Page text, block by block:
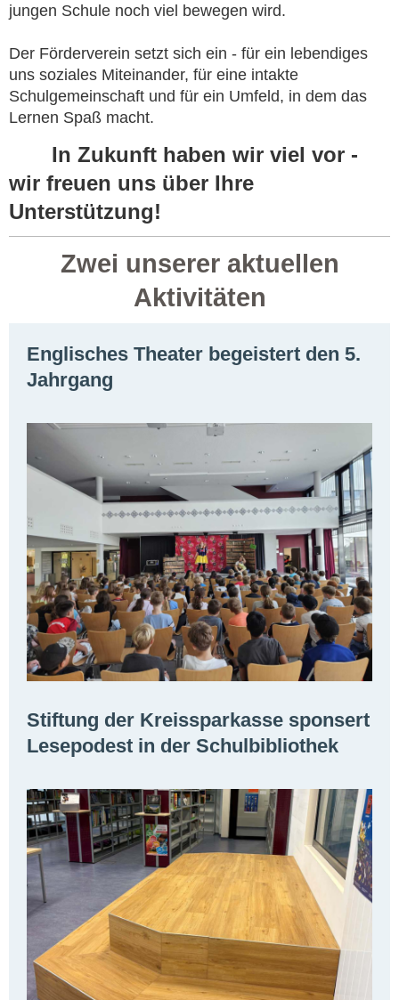
jungen Schule noch viel bewegen wird.
Der Förderverein setzt sich ein - für ein lebendiges
uns soziales Miteinander, für eine intakte
Schulgemeinschaft und für ein Umfeld, in dem das
Lernen Spaß macht.
In Zukunft haben wir viel vor -
wir freuen uns über Ihre
Unterstützung!
Zwei unserer aktuellen
Aktivitäten
Englisches Theater begeistert den 5.
Jahrgang
Stiftung der Kreissparkasse sponsert
Lesepodest in der Schulbibliothek